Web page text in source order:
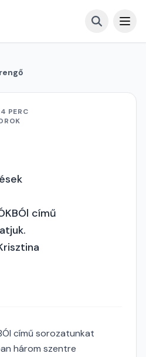
PERC
című
című sorozatunkat
három szentre